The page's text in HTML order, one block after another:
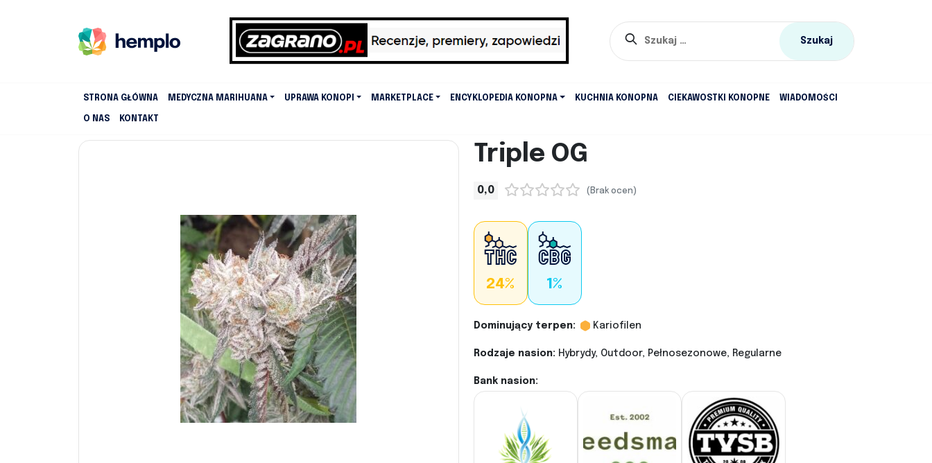
STRONA GŁÓWNA MEDYCZNA MARIHUANA UPRAWA KONOPI MARKETPLACE ENCYKLOPEDIA KONOPNA KUCHNIA KONOPNA CIEKAWOSTKI KONOPNE WIADOMOŚCI
O NAS KONTAKT
Triple OG
0,0 (Brak ocen)
24% 1%
Dominujący terpen: Kariofilen
Rodzaje nasion: Hybrydy, Outdoor, Pełnosezonowe, Regularne
Bank nasion: